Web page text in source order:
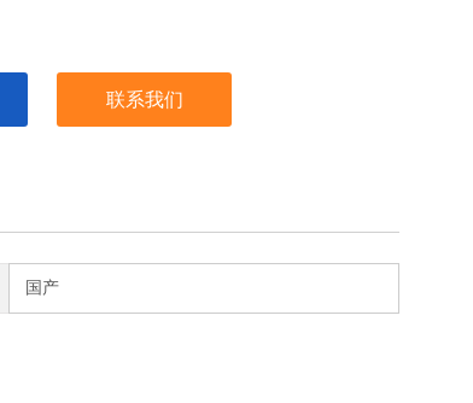
联系我们
国产